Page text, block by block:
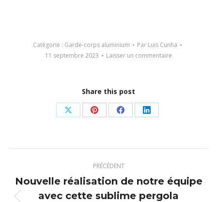
Catégorie : Garde-corps aluminium Par Luis Cunha
11 septembre 2023
Laisser un commentaire
Share this post
Partager
X
Partager
Pinterest
Partager
Facebook
Partager
LinkedIn
article
PRÉCÉDENT
Nouvelle réalisation de notre équipe
avec cette sublime pergola